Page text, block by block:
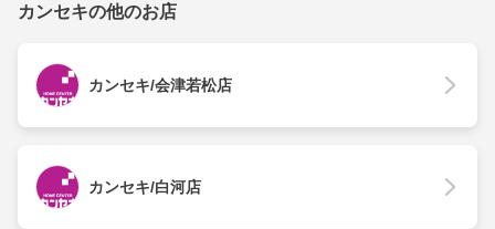
カンセキの他のお店
カンセキ/会津若松店
カンセキ/白河店